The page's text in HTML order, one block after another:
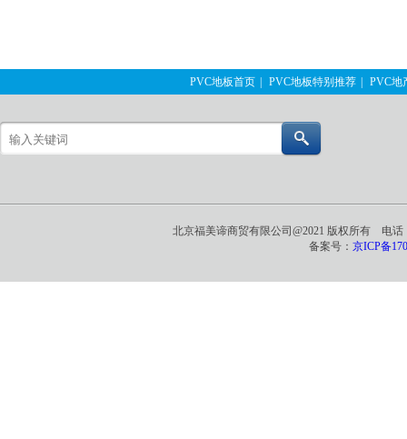
PVC地板首页 PVC地板特别推荐 PVC地
北京福美谛商贸有限公司@2021 版权所有 电
备案号：京ICP备